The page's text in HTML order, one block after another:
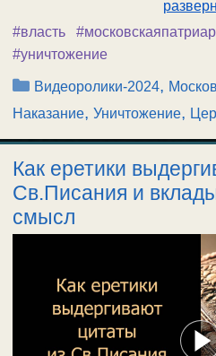
#власть
#уничтожение
Рубрики
Видеоролики-2024,
Наказание, Уничтожение,
Как еретики
Св.Писания и
смысл